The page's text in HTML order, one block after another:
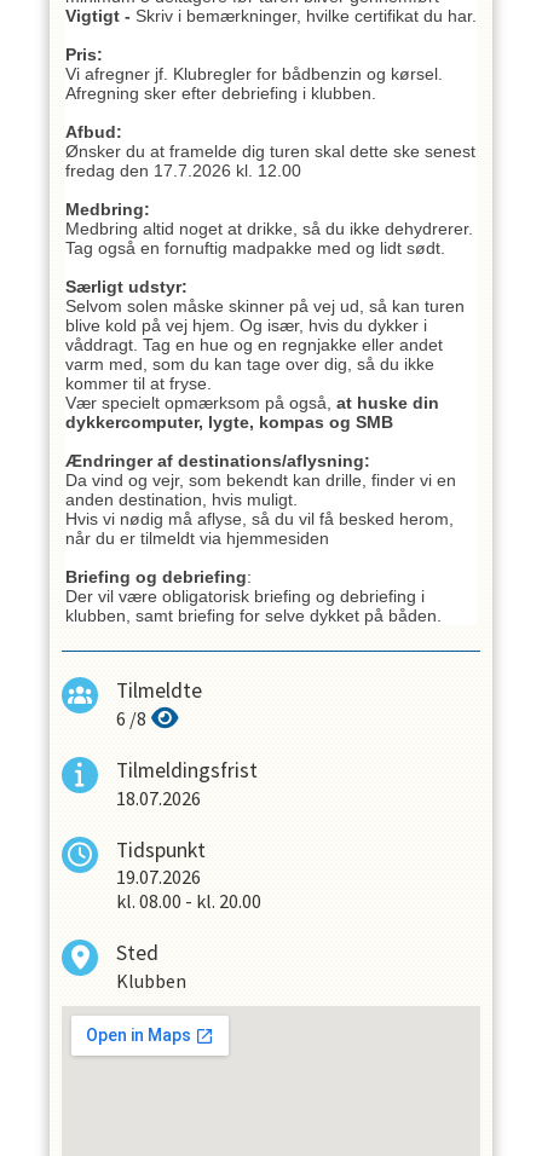
Vigtigt - Skriv i bemærkninger, hvilke certifikat du har.
Pris:
Vi afregner jf. Klubregler for bådbenzin og kørsel.
Afregning sker efter debriefing i klubben.
Afbud:
Ønsker du at framelde dig turen skal dette ske senest
fredag den 17.7.2026 kl. 12.00
Medbring:
Medbring altid noget at drikke, så du ikke dehydrerer.
Tag også en fornuftig madpakke med og lidt sødt.
Særligt udstyr:
Selvom solen måske skinner på vej ud, så kan turen
blive kold på vej hjem. Og især, hvis du dykker i
våddragt. Tag en hue og en regnjakke eller andet
varm med, som du kan tage over dig, så du ikke
kommer til at fryse.
Vær specielt opmærksom på også, at huske din
dykkercomputer, lygte, kompas og SMB
Ændringer af destinations/aflysning:
Da vind og vejr, som bekendt kan drille, finder vi en
anden destination, hvis muligt.
Hvis vi nødig må aflyse, så du vil få besked herom,
når du er tilmeldt via hjemmesiden
Briefing og debriefing:
Der vil være obligatorisk briefing og debriefing i
klubben, samt briefing for selve dykket på båden.
Tilmeldte
6 /8
Tilmeldingsfrist
18.07.2026
Tidspunkt
19.07.2026
kl. 08.00 - kl. 20.00
Sted
Klubben